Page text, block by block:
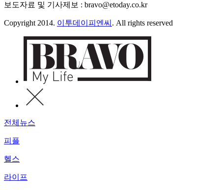
보도자료 및 기사제보 : bravo@etoday.co.kr
Copyright 2014. 이투데이피엔씨 . All rights reserved
전체뉴스
피플
헬스
라이프